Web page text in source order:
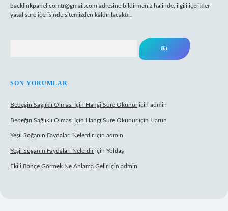
backlinkpanelicomtr@gmail.com adresine bildirmeniz halinde, ilgili içerikler
yasal süre içerisinde sitemizden kaldırılacaktır.
SON YORUMLAR
Bebeğin Sağlıklı Olması Için Hangi Sure Okunuriçin admin
Bebeğin Sağlıklı Olması Için Hangi Sure Okunuriçin Harun
Yeşil Soğanın Faydaları Nelerdiriçin admin
Yeşil Soğanın Faydaları Nelerdiriçin Yoldaş
Ekili Bahçe Görmek Ne Anlama Geliriçin admin